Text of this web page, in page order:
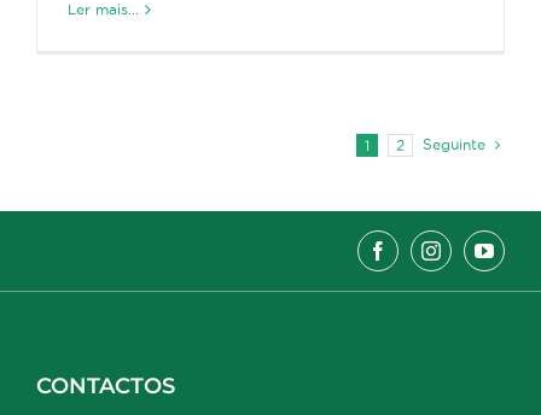
Ler mais...
1 2 Seguinte
CONTACTOS